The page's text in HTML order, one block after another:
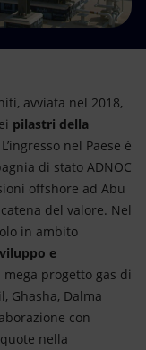
avviata nel 2018,
pilastri della
nel Paese è
di stato ADNOC
offshore ad Abu
del valore. Nel
in ambito
e
progetto gas di
Ghasha, Dalma
con
nella